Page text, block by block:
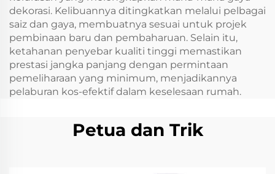
dekorasi. Kelibuannya ditingkatkan melalui pelbagai
saiz dan gaya, membuatnya sesuai untuk projek
pembinaan baru dan pembaharuan. Selain itu,
ketahanan penyebar kualiti tinggi memastikan
prestasi jangka panjang dengan permintaan
pemeliharaan yang minimum, menjadikannya
pelaburan kos-efektif dalam keselesaan rumah.
Petua dan Trik